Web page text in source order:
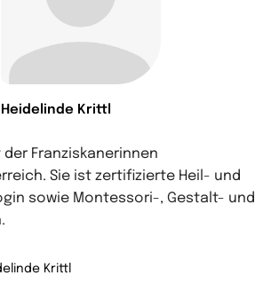
Heidelinde Krittl
Franziskanerinnen
Sie ist zertifizierte Heil- und
sowie Montessori-, Gestalt- und
Krittl